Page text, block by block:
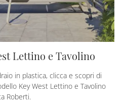
Lettino e Tavolino
in plastica, clicca e scopri di
Key West Lettino e Tavolino
Roberti.